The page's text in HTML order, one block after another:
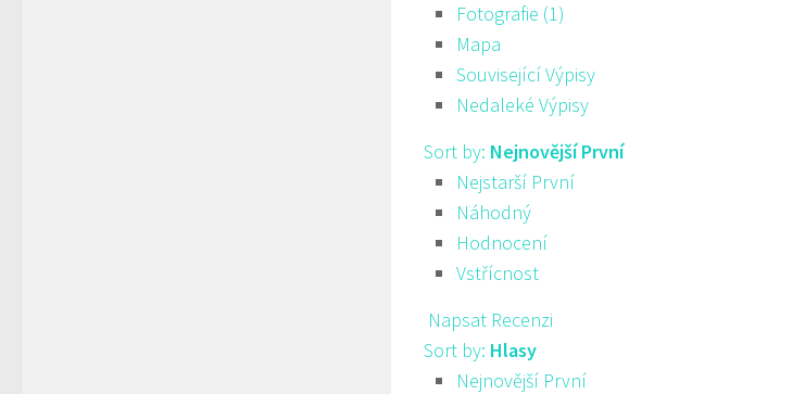
Fotografie (1)
Mapa
Související Výpisy
Nedaleké Výpisy
Sort by: Nejnovější První
Nejstarší První
Náhodný
Hodnocení
Vstřícnost
Napsat Recenzi
Sort by: Hlasy
Nejnovější První